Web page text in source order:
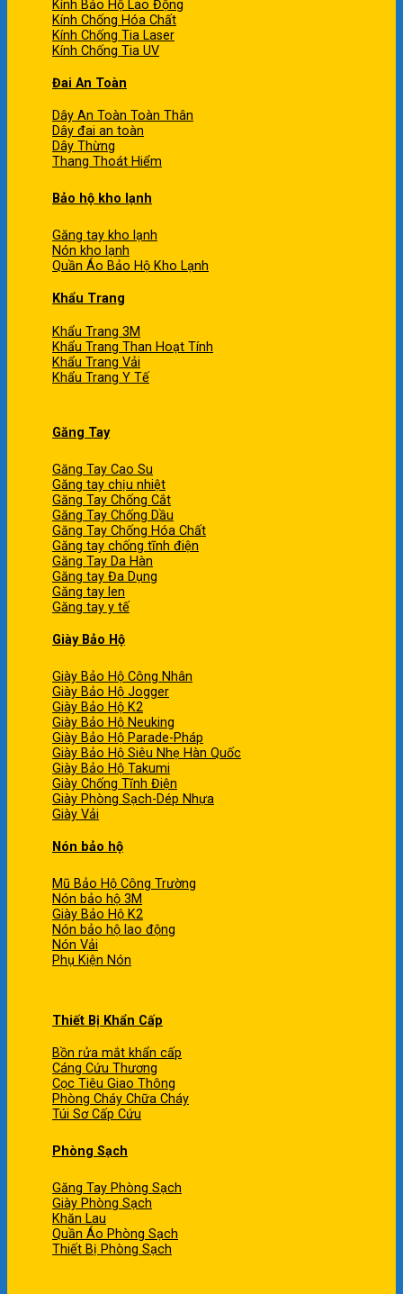
Kính Bảo Hộ Lao Động
Kính Chống Hóa Chất
Kính Chống Tia Laser
Kính Chống Tia UV
Đai An Toàn
Dây An Toàn Toàn Thân
Dây đai an toàn
Dây Thừng
Thang Thoát Hiểm
Bảo hộ kho lạnh
Găng tay kho lạnh
Nón kho lạnh
Quần Áo Bảo Hộ Kho Lạnh
Khẩu Trang
Khẩu Trang 3M
Khẩu Trang Than Hoạt Tính
Khẩu Trang Vải
Khẩu Trang Y Tế
Găng Tay
Găng Tay Cao Su
Găng tay chịu nhiệt
Găng Tay Chống Cắt
Găng Tay Chống Dầu
Găng Tay Chống Hóa Chất
Găng tay chống tĩnh điện
Găng Tay Da Hàn
Găng tay Đa Dụng
Găng tay len
Găng tay y tế
Giày Bảo Hộ
Giày Bảo Hộ Công Nhân
Giày Bảo Hộ Jogger
Giày Bảo Hộ K2
Giày Bảo Hộ Neuking
Giày Bảo Hộ Parade-Pháp
Giày Bảo Hộ Siêu Nhẹ Hàn Quốc
Giày Bảo Hộ Takumi
Giày Chống Tĩnh Điện
Giày Phòng Sạch-Dép Nhựa
Giày Vải
Nón bảo hộ
Mũ Bảo Hộ Công Trường
Nón bảo hộ 3M
Giày Bảo Hộ K2
Nón bảo hộ lao động
Nón Vải
Phụ Kiện Nón
Thiết Bị Khẩn Cấp
Bồn rửa mắt khẩn cấp
Cáng Cứu Thương
Cọc Tiêu Giao Thông
Phòng Cháy Chữa Cháy
Túi Sơ Cấp Cứu
Phòng Sạch
Găng Tay Phòng Sạch
Giày Phòng Sạch
Khăn Lau
Quần Áo Phòng Sạch
Thiết Bị Phòng Sạch